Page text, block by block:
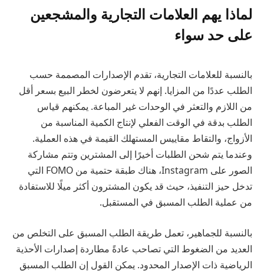
لماذا يهم العلامات التجارية والمشجعين
على حد سواء
بالنسبة للعلامات التجارية، تقدم الإصدارات المصممة حسب
الطلب عددًا من المزايا. إنهم لا يتعرضون لخطر البيع بسعر أقل
من اللازم والتعثر في الوحدات غير المباعة. يمكنهم قياس
الطلب بدقة في الوقت الفعلي لإنتاج الكمية المناسبة من
الأزواج، والتقاط مقاييس المستهلك القيمة في هذه العملية.
وعندما يتم شحن الطلبات أخيرًا إلى المشترين وتتم مشاركة
الصور على Instagram، هناك طبقة حتمية من FOMO التي
تدخل حيز التنفيذ، حيث قد يكون المشترون أكثر ميلًا للاستفادة
من عملية الطلب المسبق في المستقبل.
بالنسبة للجماهير، تعمل طريقة الطلب المسبق على التخلص من
العديد من الضغوط التي تصاحب عادةً مطاردة إصدارات الأحذية
الرياضية ذات الإصدار المحدود. يمكن القول إن الطلب المسبق